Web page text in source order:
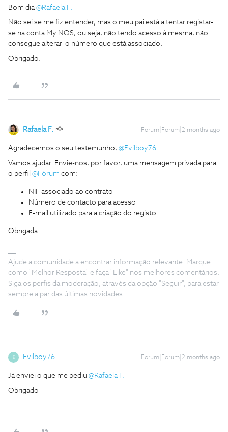
Bom dia ​@Rafaela F.
Não sei se me fiz entender, mas o meu pai está a tentar registar-
se na conta My NOS, ou seja, não tendo acesso à mesma, não
consegue alterar o número que está associado.
Obrigado.
Rafaela F. Forum|Forum|2 months ago
Agradecemos o seu testemunho, ​ @Evilboy76.
Vamos ajudar. Envie-nos, por favor, uma mensagem privada para
o perfil ​ @Fórum com:
NIF associado ao contrato
Número de contacto para acesso
E-mail utilizado para a criação do registo
Obrigada
Ajude a comunidade a encontrar informação relevante. Marque
como "Melhor Resposta" e faça "Like" nos melhores comentários.
Siga os perfis da moderação, através da opção "Seguir", para estar
sempre a par das últimas novidades.
E Evilboy76 Forum|Forum|2 months ago
Já enviei o que me pediu ​ @Rafaela F.
Obrigado